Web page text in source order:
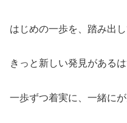
はじめの一歩を、踏み出
きっと新しい発見があるは
一歩ずつ着実に、一緒に